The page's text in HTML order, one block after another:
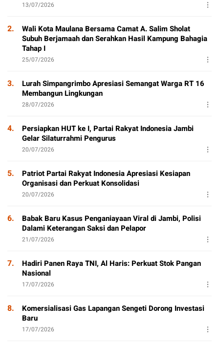
13/07/2026
2.
Wali Kota Maulana Bersama Camat A. Salim Sholat
Subuh Berjamaah dan Serahkan Hasil Kampung Bahagia
Tahap I
25/07/2026
3.
Lurah Simpangrimbo Apresiasi Semangat Warga RT 16
Membangun Lingkungan
28/07/2026
4.
Persiapkan HUT ke I, Partai Rakyat Indonesia Jambi
Gelar Silaturrahmi Pengurus
20/07/2026
5.
Patriot Partai Rakyat Indonesia Apresiasi Kesiapan
Organisasi dan Perkuat Konsolidasi
20/07/2026
6.
Babak Baru Kasus Penganiayaan Viral di Jambi, Polisi
Dalami Keterangan Saksi dan Pelapor
21/07/2026
7.
Hadiri Panen Raya TNI, Al Haris: Perkuat Stok Pangan
Nasional
17/07/2026
8.
Komersialisasi Gas Lapangan Sengeti Dorong Investasi
Baru
17/07/2026